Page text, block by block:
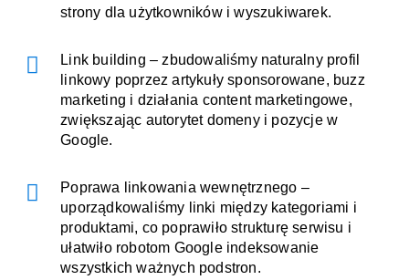
strony dla użytkowników i wyszukiwarek.
Link building – zbudowaliśmy naturalny profil
linkowy poprzez artykuły sponsorowane, buzz
marketing i działania content marketingowe,
zwiększając autorytet domeny i pozycje w
Google.
Poprawa linkowania wewnętrznego –
uporządkowaliśmy linki między kategoriami i
produktami, co poprawiło strukturę serwisu i
ułatwiło robotom Google indeksowanie
wszystkich ważnych podstron.